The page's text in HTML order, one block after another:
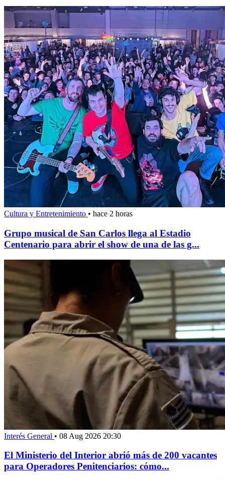
Cultura y Entretenimiento • hace 2 horas
Grupo musical de San Carlos llega al Estadio
Centenario para abrir el show de una de las g...
Interés General • 08 Aug 2026 20:30
El Ministerio del Interior abrió más de 200 vacantes
para Operadores Penitenciarios: cómo...